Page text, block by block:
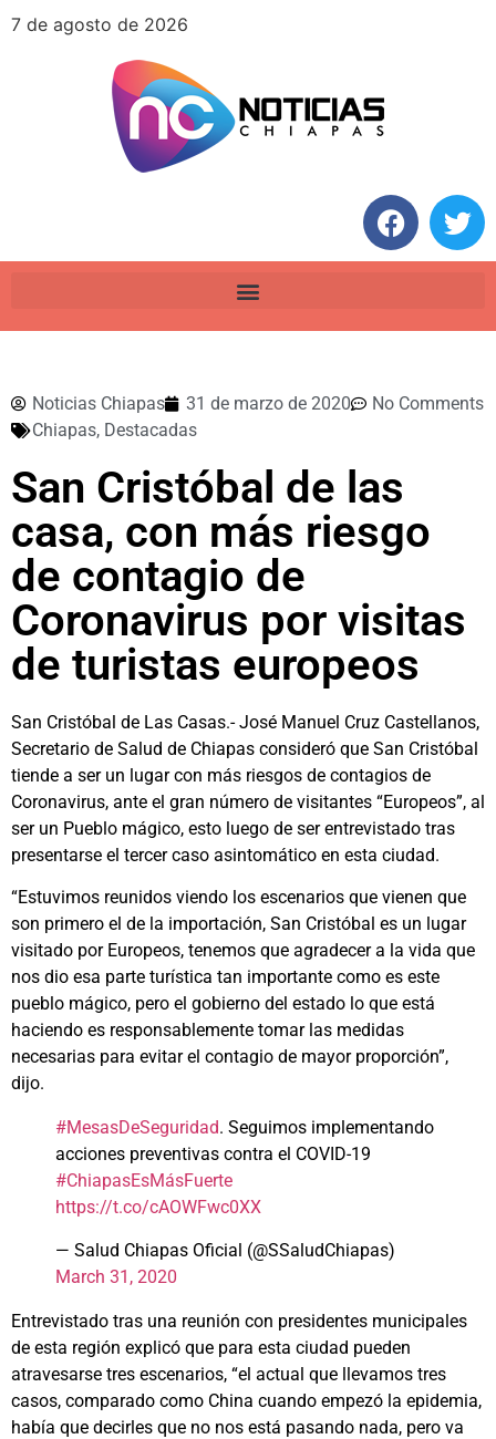
7 de agosto de 2026
Noticias Chiapas 31 de marzo de 2020
No Comments
Chiapas, Destacadas
San Cristóbal de las
casa, con más riesgo
de contagio de
Coronavirus por visitas
de turistas europeos
San Cristóbal de Las Casas.- José Manuel Cruz Castellanos,
Secretario de Salud de Chiapas consideró que San Cristóbal
tiende a ser un lugar con más riesgos de contagios de
Coronavirus, ante el gran número de visitantes “Europeos”, al
ser un Pueblo mágico, esto luego de ser entrevistado tras
presentarse el tercer caso asintomático en esta ciudad.
“Estuvimos reunidos viendo los escenarios que vienen que
son primero el de la importación, San Cristóbal es un lugar
visitado por Europeos, tenemos que agradecer a la vida que
nos dio esa parte turística tan importante como es este
pueblo mágico, pero el gobierno del estado lo que está
haciendo es responsablemente tomar las medidas
necesarias para evitar el contagio de mayor proporción”,
dijo.
#MesasDeSeguridad. Seguimos implementando
acciones preventivas contra el COVID-19
#ChiapasEsMásFuerte
https://t.co/cAOWFwc0XX
— Salud Chiapas Oficial (@SSaludChiapas)
March 31, 2020
Entrevistado tras una reunión con presidentes municipales
de esta región explicó que para esta ciudad pueden
atravesarse tres escenarios, “el actual que llevamos tres
casos, comparado como China cuando empezó la epidemia,
había que decirles que no nos está pasando nada, pero va